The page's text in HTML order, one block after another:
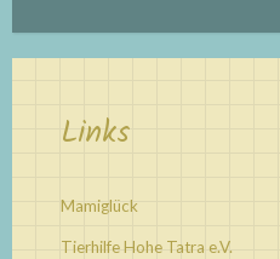
Links
Mamiglück
Tierhilfe Hohe Tatra e.V.